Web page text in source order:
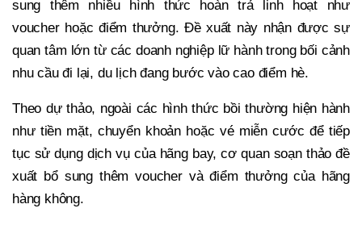
sung thêm nhiều hình thức hoàn trả linh hoạt như
voucher hoặc điểm thưởng. Đề xuất này nhận được sự
quan tâm lớn từ các doanh nghiệp lữ hành trong bối cảnh
nhu cầu đi lại, du lịch đang bước vào cao điểm hè.
Theo dự thảo, ngoài các hình thức bồi thường hiện hành
như tiền mặt, chuyển khoản hoặc vé miễn cước để tiếp
tục sử dụng dịch vụ của hãng bay, cơ quan soạn thảo đề
xuất bổ sung thêm voucher và điểm thưởng của hãng
hàng không.